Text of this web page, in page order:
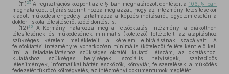
(11) 25 A regisztrációs központ az e §-ban meghatározott döntéseit a 106. §-ban
meghatározott eljárás szerint hozza meg azzal, hogy az intézmény létesítésekor
kiadott működési engedély tartalmazza a képzés indításáról, egyetem esetén a
doktori iskola létesítéséről szóló döntést is.
(12) 26
A Kormány határozza meg a felsőoktatási intézmény, a diákotthon
létesítésének és működésének minimális (kötelező) feltételeit, az alapításhoz
szükséges kérelem mellékleteit, a kérelem elbírálásának szabályait. A
felsőoktatási intézményre vonatkozóan minimális (kötelező) feltételként elő kell
írni a feladatellátáshoz szükséges oktatói, kutatói létszám, az oktatáshoz,
kutatáshoz szükséges helyiségek, szociális helyiségek, szabadidős
létesítmények, informatikai háttér, eszközök, könyvtár, felszerelések, a működés
fedezetét tükröző költségvetés, az intézményi dokumentumok meglétét.